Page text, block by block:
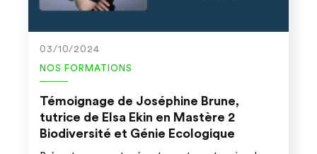
03/10/2024
NOS FORMATIONS
Témoignage de Joséphine Brune,
tutrice de Elsa Ekin en Mastère 2
Biodiversité et Génie Ecologique